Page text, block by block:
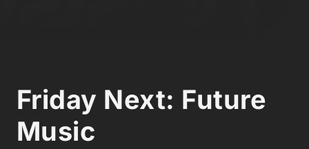
Friday Next: Future
Music